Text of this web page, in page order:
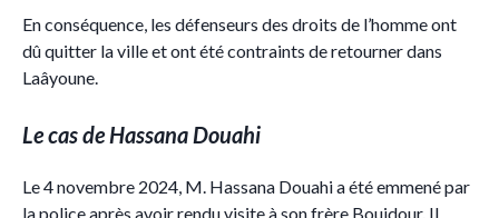
En conséquence, les défenseurs des droits de l’homme ont
dû quitter la ville et ont été contraints de retourner dans
Laâyoune.
Le cas de Hassana Douahi
Le 4 novembre 2024, M. Hassana Douahi a été emmené par
la police après avoir rendu visite à son frère Boujdour. Il